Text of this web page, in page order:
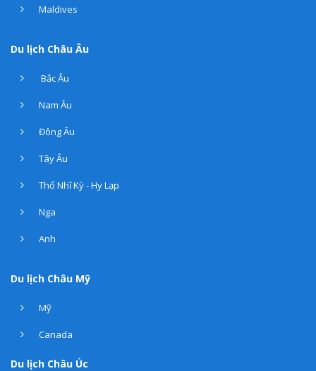
Maldives
Du lịch Châu Âu
Bắc Âu
Nam Âu
Đông Âu
Tây Âu
Thổ Nhĩ Kỳ - Hy Lạp
Nga
Anh
Du lịch Châu Mỹ
Mỹ
Canada
Du lịch Châu Úc